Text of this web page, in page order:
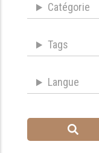
Catégorie
Tags
Langue